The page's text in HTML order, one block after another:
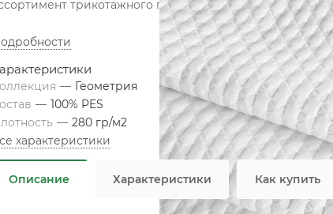
трикотажного полотна для изготовления
— Геометрия
— 100% PES
— 280 гр/м2
характеристики
Описание Характеристики Как купить